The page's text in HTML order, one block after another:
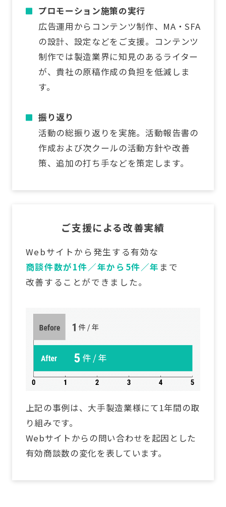
プロモーション施策の実行
広告運用からコンテンツ制作、MA・SFA
の設計、設定などをご支援。コンテンツ
制作では製造業界に知見のあるライター
が、貴社の原稿作成の負担を低減しま
す。
振り返り
活動の総振り返りを実施。活動報告書の
作成および次クールの活動方針や改善
策、追加の打ち手などを策定します。
ご支援による改善実績
Webサイトから発生する有効な
商談件数が1件／年から5件／年 まで
改善することができました。
上記の事例は、大手製造業様にて1年間の取
り組みです。
Webサイトからの問い合わせを起因とした
有効商談数の変化を表しています。